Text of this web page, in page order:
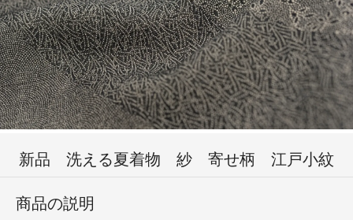
新品 洗える夏着物 紗 寄せ柄 江戸小紋
商品の説明